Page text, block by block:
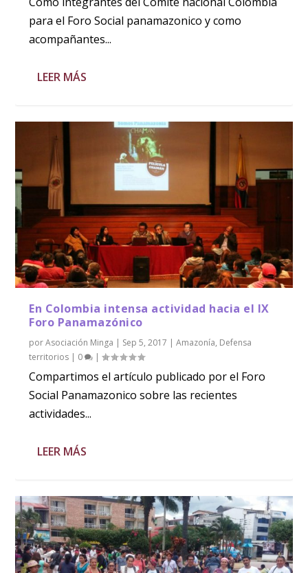
para el Foro Social panamazonico y como
acompañantes...
LEER MÁS
En Colombia intensa actividad hacia el IX
Foro Panamazónico
porAsociación Minga | Sep 5, 2017 |Amazonía, Defensa
territorios | 0 |
Compartimos el artículo publicado por el Foro
Social Panamazonico sobre las recientes
actividades...
LEER MÁS